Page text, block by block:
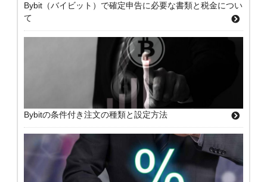
Bybit（バイビット）で確定申告に必要な書類と税金につい
て
Bybitの条件付き注文の種類と設定方法